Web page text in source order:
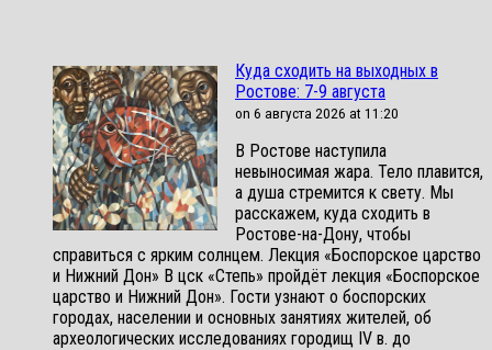
Куда сходить на выходных в
Ростове: 7-9 августа
on 6 августа 2026 at 11:20
В Ростове наступила
невыносимая жара. Тело плавится,
а душа стремится к свету. Мы
расскажем, куда сходить в
Ростове-на-Дону, чтобы
справиться с ярким солнцем. Лекция «Боспорское царство
и Нижний Дон» В цск «Степь» пройдёт лекция «Боспорское
царство и Нижний Дон». Гости узнают о боспорских
городах, населении и основных занятиях жителей, об
археологических исследованиях городищ IV в. до